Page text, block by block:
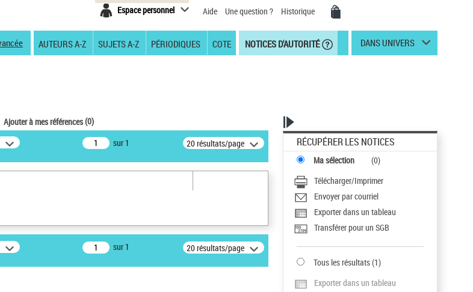
Espace personnel Aide Une question ? Historique
AUTEURS A-Z SUJETS A-Z PÉRIODIQUES COTE NOTICES D'AUTORITÉ DANS UNIVERS
Ajouter à mes références(0)
sur 1 20 résultats/page
sur 1 20 résultats/page
RÉCUPÉRER LES NOTICES
Ma sélection (0)
Télécharger/Imprimer
Envoyer par courriel
Exporter dans un tableau
Transférer pour un SGB
Tous les résultats(1)
Exporter dans un tableau